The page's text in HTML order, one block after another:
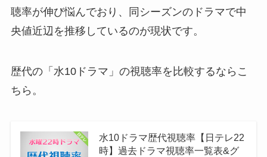
聴率が伸び悩んでおり、同シーズンのドラマで中
央値近辺を推移しているのが現状です。
歴代の「水10ドラマ」の視聴率を比較するならこ
ちら。
水10ドラマ歴代視聴率【日テレ22
時】過去ドラマ視聴率一覧表&グ